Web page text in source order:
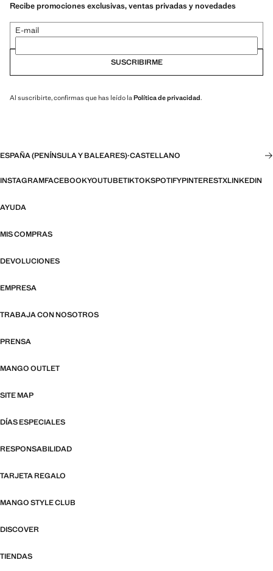
Recibe promociones exclusivas, ventas privadas y novedades
E-mail
SUSCRIBIRME
Al suscribirte, confirmas que has leído laPolítica de privacidad.
ESPAÑA (PENÍNSULA Y BALEARES)·CASTELLANO
INSTAGRAMFACEBOOKYOUTUBETIKTOKSPOTIFYPINTERESTXLINKEDIN
AYUDA
MIS COMPRAS
DEVOLUCIONES
EMPRESA
TRABAJA CON NOSOTROS
PRENSA
MANGO OUTLET
SITE MAP
DÍAS ESPECIALES
RESPONSABILIDAD
TARJETA REGALO
MANGO STYLE CLUB
DISCOVER
TIENDAS